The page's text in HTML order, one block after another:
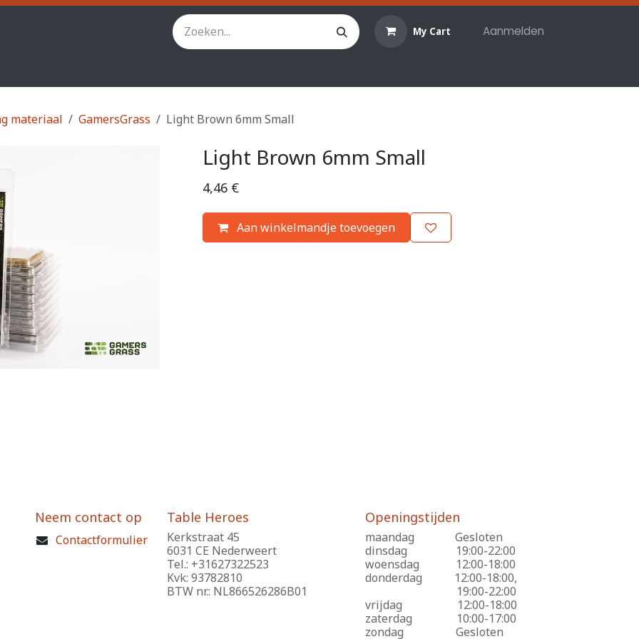
My Cart Aanmelden
materiaal GamersGrass Light Brown 6mm Small
Light Brown 6mm Small
4,46 €
Aan winkelmandje toevoegen
Neem contact op
Contactformulier
Table Heroes
Kerkstraat 45
6031 CE Nederweert
Tel.: +31627322523
Kvk: 93782810
BTW nr.: NL866526286B01
Openingstijden
maandag
​Gesloten
dinsdag
​19:00-22:00
woensdag
​12:00-18:00
donderdag
​12:00-18:00,
​19:00-22:00
vrijdag
​12:00-18:00
zaterdag
​10:00-17:00
zondag
​Gesloten